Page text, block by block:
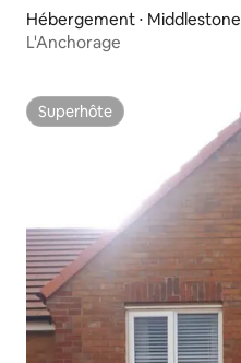
Hébergement ⋅ Middlestone
L'Anchorage
Superhôte
Superhôte